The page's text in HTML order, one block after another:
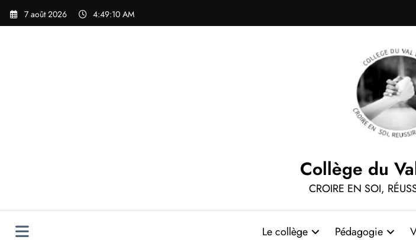
Aller
7 août 2026 4:49:10 AM
Collège du
CROIRE EN SOI,
Le collège Pédagogie